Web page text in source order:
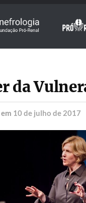
da
em 10 de julho de 2017